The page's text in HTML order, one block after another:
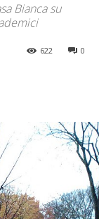
Bianca su
0
622